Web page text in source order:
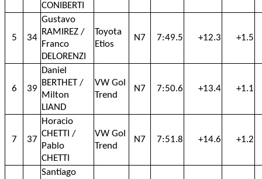
CONIBERTI
5 34
Gustavo
RAMIREZ /
Franco
DELORENZI
Toyota
Etios
N7 7:49.5 +12.3 +1.5
6 39
Daniel
BERTHET /
Milton
LIAND
VW Gol
Trend
N7 7:50.6 +13.4 +1.1
7 37
Horacio
CHETTI /
Pablo
CHETTI
VW Gol
Trend
N7 7:51.8 +14.6 +1.2
Santiago